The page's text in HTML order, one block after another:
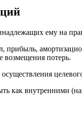
ему на
прибыль,
возмещения потерь.
как внутренними